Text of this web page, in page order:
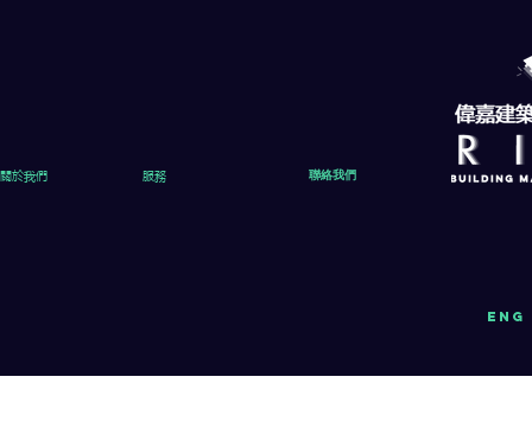
關於我們 服務 聯絡我們
eng